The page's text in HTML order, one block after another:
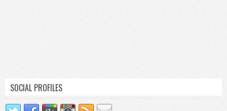
SOCIAL PROFILES